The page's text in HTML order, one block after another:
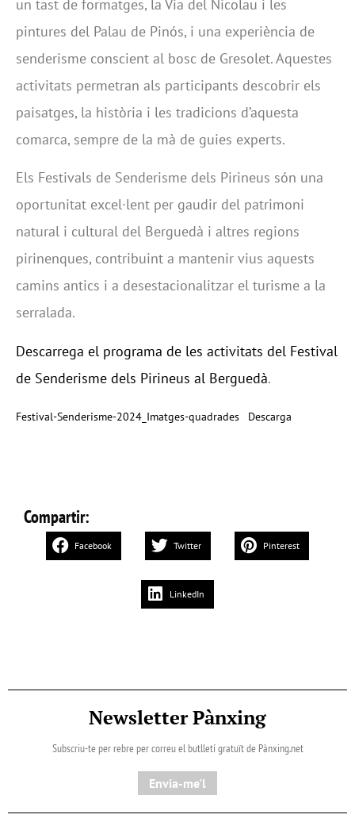
un tast de formatges, la Via del Nicolau i les
pintures del Palau de Pinós, i una experiència de
senderisme conscient al bosc de Gresolet. Aquestes
activitats permetran als participants descobrir els
paisatges, la història i les tradicions d’aquesta
comarca, sempre de la mà de guies experts.
Els Festivals de Senderisme dels Pirineus són una
oportunitat excel·lent per gaudir del patrimoni
natural i cultural del Berguedà i altres regions
pirinenques, contribuint a mantenir vius aquests
camins antics i a desestacionalitzar el turisme a la
serralada.
Descarrega el programa de les activitats del Festival
de Senderisme dels Pirineus al Berguedà.
Festival-Senderisme-2024_Imatges-quadrades Descarga
Compartir:
Facebook Twitter Pinterest
LinkedIn
Newsletter Pànxing
Subscriu-te per rebre per correu el butlletí gratuït de Pànxing.net​
Envia-me'l